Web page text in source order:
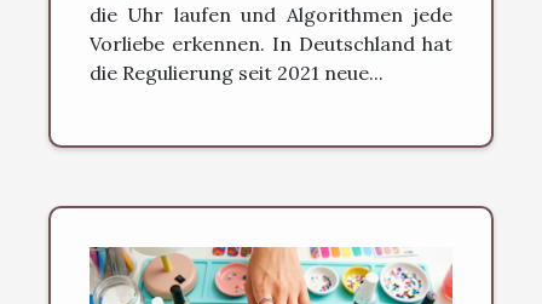
die Uhr laufen und Algorithmen jede
Vorliebe erkennen. In Deutschland hat
die Regulierung seit 2021 neue...